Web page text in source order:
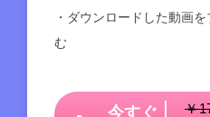
・ダウンロードした動画
む
今すぐ
￥